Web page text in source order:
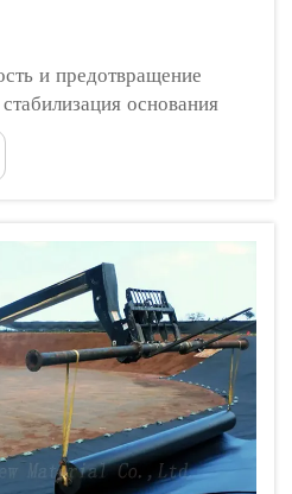
и предотвращение
основания
подъездных путей.
без стабилизации теряют
год из-за эрозии и